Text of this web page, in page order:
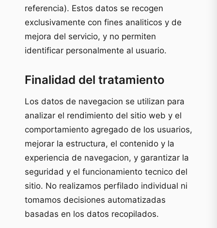
referencia). Estos datos se recogen
exclusivamente con fines analiticos y de
mejora del servicio, y no permiten
identificar personalmente al usuario.
Finalidad del tratamiento
Los datos de navegacion se utilizan para
analizar el rendimiento del sitio web y el
comportamiento agregado de los usuarios,
mejorar la estructura, el contenido y la
experiencia de navegacion, y garantizar la
seguridad y el funcionamiento tecnico del
sitio. No realizamos perfilado individual ni
tomamos decisiones automatizadas
basadas en los datos recopilados.